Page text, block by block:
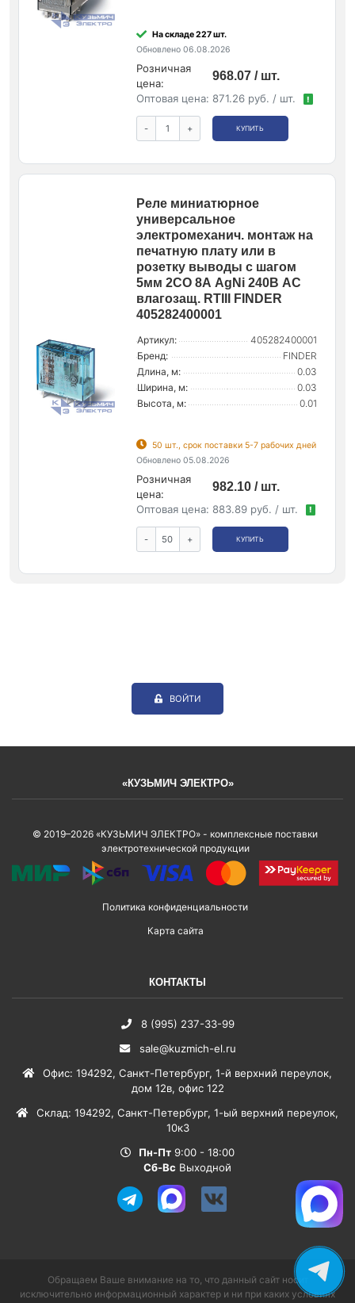
На складе 227 шт.
Обновлено 06.08.2026
Розничная
цена:
968.07 / шт.
Оптовая цена: 871.26 руб. / шт. !
- + КУПИТЬ
Реле миниатюрное
универсальное
электромеханич. монтаж на
печатную плату или в
розетку выводы с шагом
5мм 2CO 8А AgNi 240В AC
влагозащ. RTIII FINDER
405282400001
Артикул:
405282400001
Бренд:
FINDER
Длина, м:
0.03
Ширина, м:
0.03
Высота, м:
0.01
50 шт., срок поставки 5-7 рабочих дней
Обновлено 05.08.2026
Розничная
цена:
982.10 / шт.
Оптовая цена: 883.89 руб. / шт. !
- + КУПИТЬ
ВОЙТИ
«КУЗЬМИЧ ЭЛЕКТРО»
© 2019–2026 «КУЗЬМИЧ ЭЛЕКТРО» - комплексные поставки
электротехнической продукции
Политика конфиденциальности
Карта сайта
КОНТАКТЫ
8 (995) 237-33-99
sale@kuzmich-el.ru
Офис: 194292, Санкт-Петербург, 1-й верхний переулок,
дом 12в, офис 122
Склад: 194292, Санкт-Петербург, 1-ый верхний переулок,
10к3
Пн-Пт 9:00 - 18:00
Сб-Вс Выходной
Обращаем Ваше внимание на то, что данный сайт носит
исключительно информационный характер и ни при каких условиях